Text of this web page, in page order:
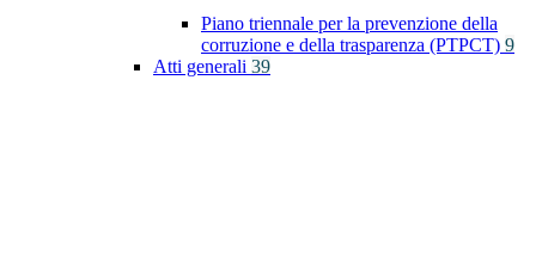
Piano triennale per la prevenzione della
corruzione e della trasparenza (PTPCT) 9
Atti generali 39